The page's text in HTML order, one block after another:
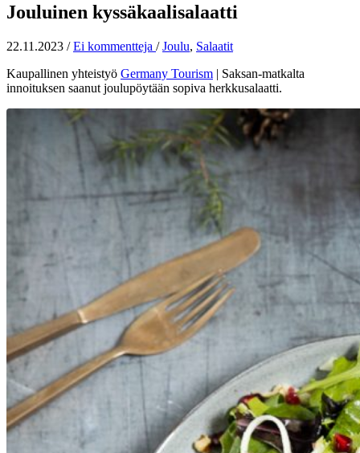
Jouluinen kyssäkaalisalaatti
22.11.2023 / Ei kommentteja / Joulu, Salaatit
Kaupallinen yhteistyö Germany Tourism | Saksan-matkalta
innoituksen saanut joulupöytään sopiva herkkusalaatti.